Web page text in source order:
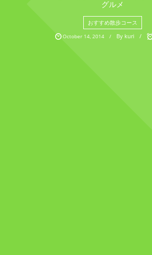
グルメ
おすすめ散歩コース
October 14, 2014 By kuri